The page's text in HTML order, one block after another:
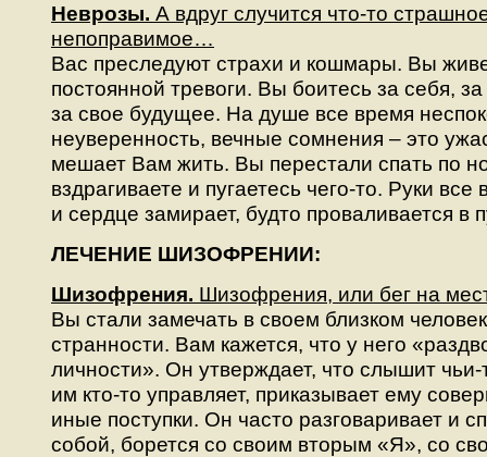
Неврозы. А вдруг случится что-то
непоправимое…
Вас преследуют страхи и кошмары. Вы
постоянной тревоги. Вы боитесь за себя,
за свое будущее. На душе все время
неуверенность, вечные сомнения – это
мешает Вам жить. Вы перестали спать по
вздрагиваете и пугаетесь чего-то. Руки все
и сердце замирает, будто проваливается в
ЛЕЧЕНИЕ ШИЗОФРЕНИИ:
Шизофрения. Шизофрения, или бег на
Вы стали замечать в своем близком
странности. Вам кажется, что у него
личности». Он утверждает, что слышит чьи-
им кто-то управляет, приказывает ему
иные поступки. Он часто разговаривает и
собой, борется со своим вторым «Я», со